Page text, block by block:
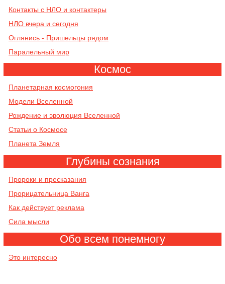
Контакты с НЛО и контактеры
НЛО вчера и сегодня
Оглянись - Пришельцы рядом
Паралельный мир
Космос
Планетарная космогония
Модели Вселенной
Рождение и эволюция Вселенной
Cтатьи о Космосе
Планета Земля
Глубины сознания
Пророки и пресказания
Прорицательница Ванга
Как действует реклама
Сила мысли
Обо всем понемногу
Это интересно